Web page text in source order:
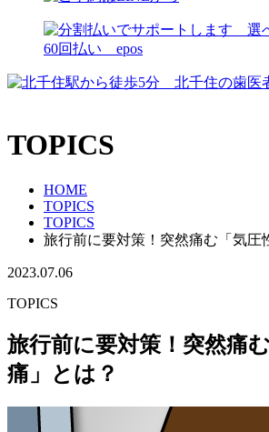
TOPICS
HOME
TOPICS
TOPICS
旅行前に要対策！突然痛む「気圧
2023.07.06
TOPICS
旅行前に要対策！突然痛
痛」とは？